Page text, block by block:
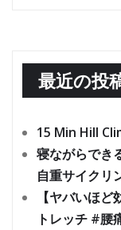
最近の投
15 Min Hill
寝ながらでき
自重サイクリ
【ヤバいほ
トレッチ #腰